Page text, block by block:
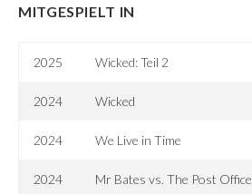
MITGESPIELT IN
2025 Wicked: Teil 2
2024 Wicked
2024 We Live in Time
2024 Mr Bates vs. The Post Office